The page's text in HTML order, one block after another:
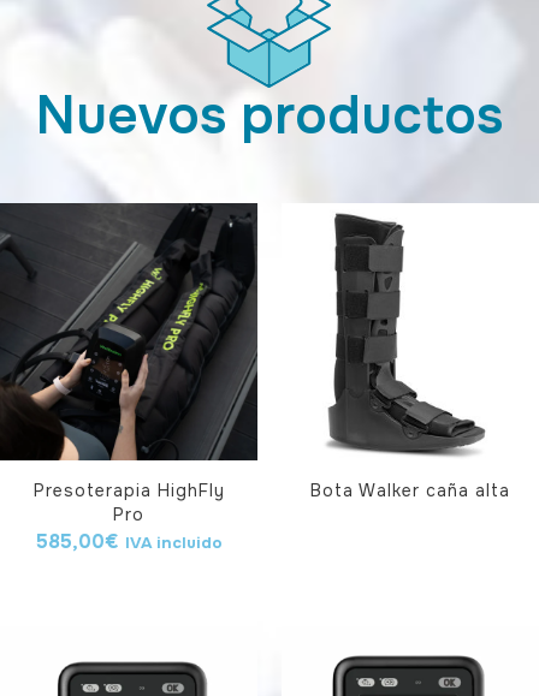
Nuevos productos
Presoterapia HighFly
Pro
585,00€ IVA incluido
Bota Walker caña alta